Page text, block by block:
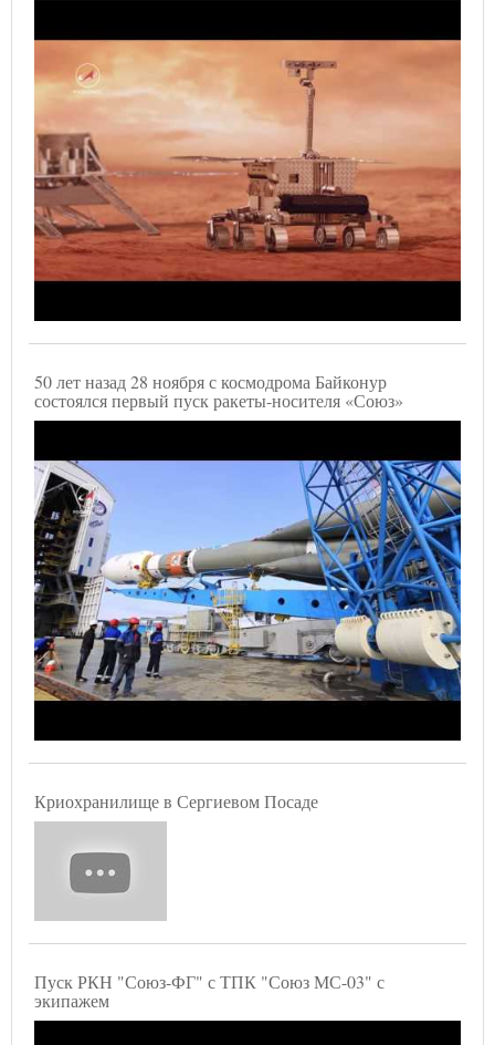
50 лет назад 28 ноября с космодрома Байконур
состоялся первый пуск ракеты-носителя «Союз»
Криохранилище в Сергиевом Посаде
Пуск РКН "Союз-ФГ" с ТПК "Союз МС-03" с
экипажем